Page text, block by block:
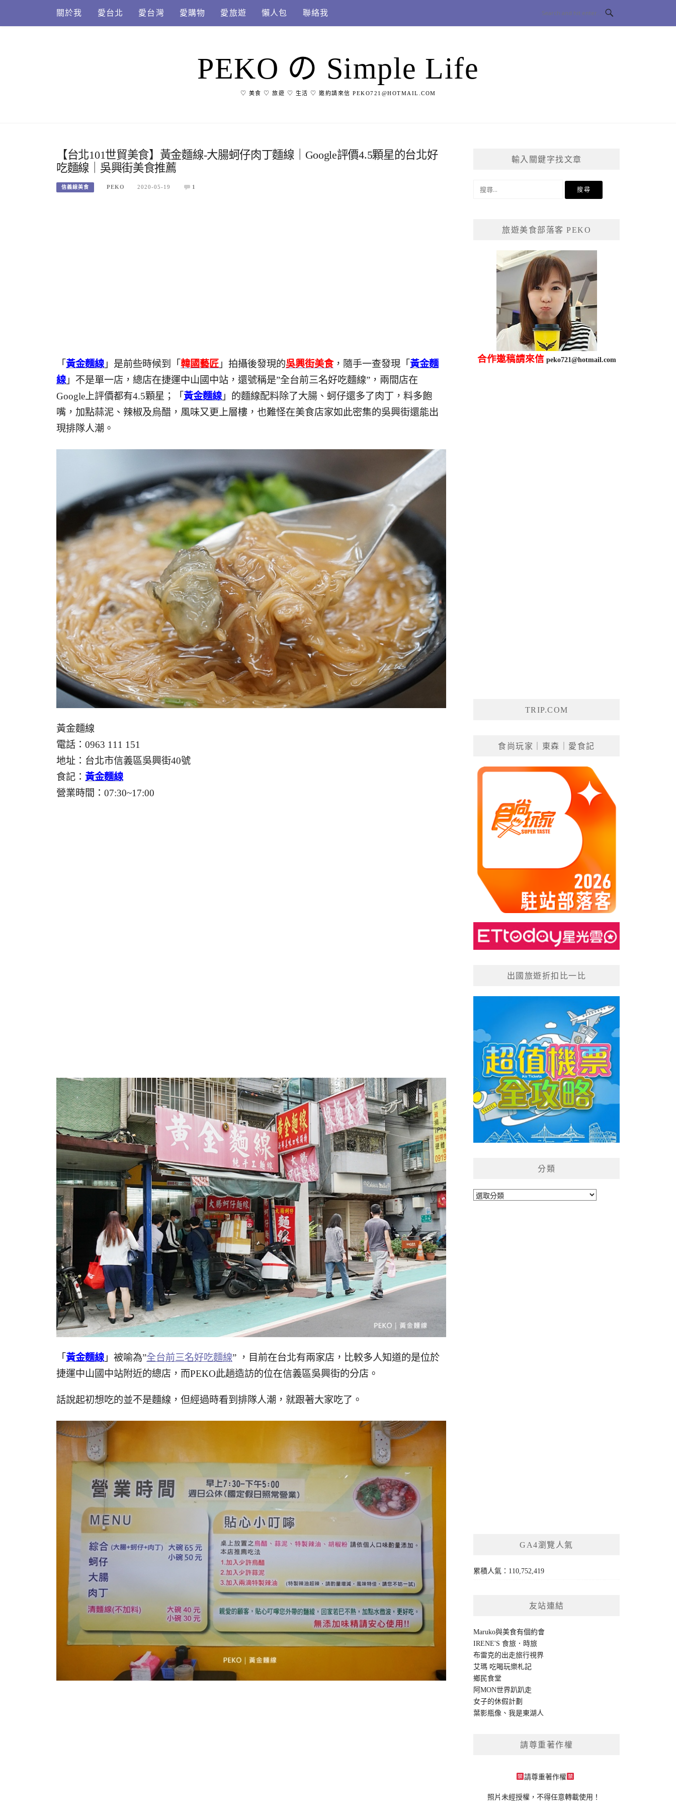
content
關於我 愛台北 愛台灣 愛購物 愛旅遊 懶人包 聯絡我
PEKO の Simple Life
♡ 美食 ♡ 旅遊 ♡ 生活 ♡ 邀約請來信 PEKO721@HOTMAIL.COM
【台北101世貿美食】黃金麵線-大腸蚵仔肉丁麵線｜Google評價4.5顆星的台北好
吃麵線｜吳興街美食推薦
信義線美食 PEKO 2020-05-19 1
「 黃金麵線 」是前些時候到「 韓國藝匠 」拍攝後發現的吳興街美食，隨手一查發現「 黃金麵
線 」不是單一店，總店在捷運中山國中站，還號稱是”全台前三名好吃麵線”，兩間店在
Google上評價都有4.5顆星；「 黃金麵線 」的麵線配料除了大腸、蚵仔還多了肉丁，料多飽
嘴，加點蒜泥、辣椒及烏醋，風味又更上層樓，也難怪在美食店家如此密集的吳興街還能出
現排隊人潮。
黃金麵線
電話：0963 111 151
地址：台北市信義區吳興街40號
食記： 黃金麵線
營業時間：07:30~17:00
「 黃金麵線」被喻為”全台前三名好吃麵線” ，目前在台北有兩家店，比較多人知道的是位於
捷運中山國中站附近的總店，而PEKO此趟造訪的位在信義區吳興街的分店。
話說起初想吃的並不是麵線，但經過時看到排隊人潮，就跟著大家吃了。
輸入關鍵字找文章
旅遊美食部落客 PEKO
合作邀稿請來信 peko721@hotmail.com
TRIP.COM
食尚玩家｜東森｜愛食記
出國旅遊折扣比一比
分類
分
GA4瀏覽人氣
累積人氣：110,752,419
友站連結
Maruko與美食有個約會
IRENE'S 食旅．時旅
布雷克的出走旅行視界
艾瑪 吃喝玩樂札記
鄉民食堂
阿MON世界趴趴走
女子的休假計劃
葉影瓶像 、我是東湖人
請尊重著作權
請尊重著作權
照片未經授權，不得任意轉載使用！